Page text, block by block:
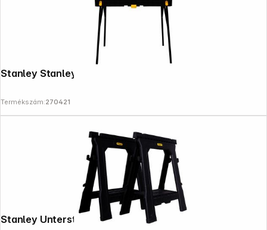
Termékszám:270421
Stanley Unterstellbock Stanley Paar
Copyright © 2000 - 2026 DIFOX. All rights reserved.